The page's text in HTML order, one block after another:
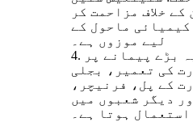
خلاف مزاحمت کر
ماحول کے
لیے موزوں ہے۔
4. ایپلی کیشن: یہ بڑے پیمانے پر
کی تعمیر، بجلی
کے پل، فرنیچر،
دیگر شعبوں میں
استعمال ہوتا ہے۔